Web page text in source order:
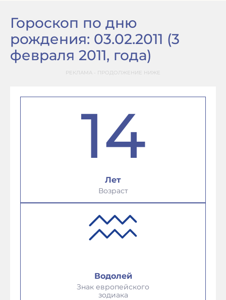
Гороскоп по дню
рождения: 03.02.2011 (3
февраля 2011, года)
РЕКЛАМА - ПРОДОЛЖЕНИЕ НИЖЕ
14
Лет
Возраст
Водолей
Знак европейского
зодиака